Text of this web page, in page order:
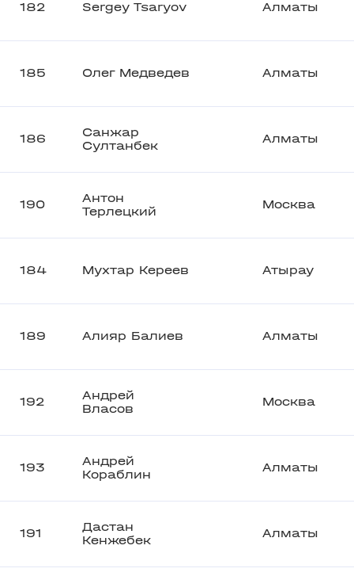
182 Sergey Tsaryov Алматы
185 Олег Медведев Алматы
186
Санжар
Султанбек
Алматы
190
Антон
Терлецкий
Москва
184 Мухтар Кереев Атырау
189 Алияр Балиев Алматы
192
Андрей
Власов
Москва
193
Андрей
Кораблин
Алматы
191
Дастан
Кенжебек
Алматы